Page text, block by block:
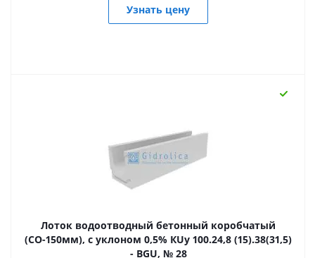
Узнать цену
Лоток водоотводный бетонный коробчатый
(СО-150мм), с уклоном 0,5% КUу 100.24,8 (15).38(31,5)
- BGU, № 28